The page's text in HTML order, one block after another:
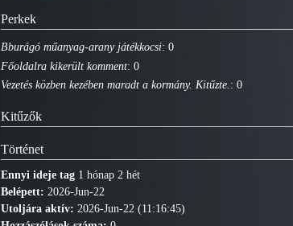
Perkek
Bburágó műanyag-arany játékkocsi: 0
Főoldalra kikerült komment: 0
Vezetés közben kezében maradt a kormány. Kitűzte. : 0
Kitűzők
Történet
Ennyi ideje tag 1 hónap 2 hét
Belépett: 2026-Jun-22
Utoljára aktív: 2026-Jun-22 (11:16:45)